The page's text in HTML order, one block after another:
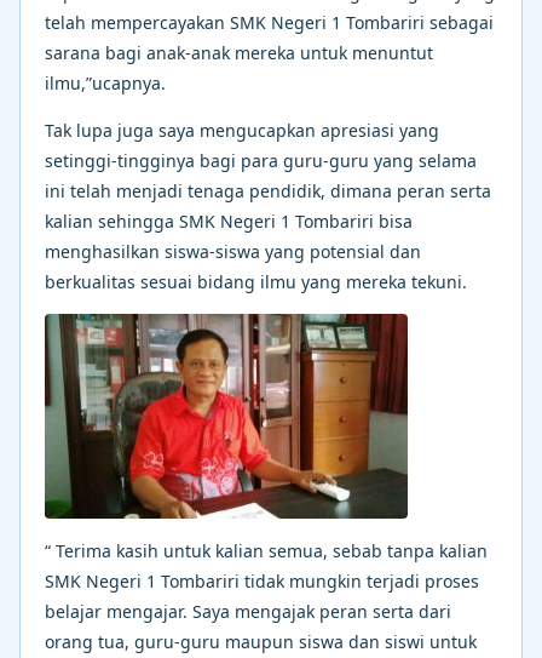
telah mempercayakan SMK Negeri 1 Tombariri sebagai
sarana bagi anak-anak mereka untuk menuntut
ilmu,”ucapnya.
Tak lupa juga saya mengucapkan apresiasi yang
setinggi-tingginya bagi para guru-guru yang selama
ini telah menjadi tenaga pendidik, dimana peran serta
kalian sehingga SMK Negeri 1 Tombariri bisa
menghasilkan siswa-siswa yang potensial dan
berkualitas sesuai bidang ilmu yang mereka tekuni.
“ Terima kasih untuk kalian semua, sebab tanpa kalian
SMK Negeri 1 Tombariri tidak mungkin terjadi proses
belajar mengajar. Saya mengajak peran serta dari
orang tua, guru-guru maupun siswa dan siswi untuk